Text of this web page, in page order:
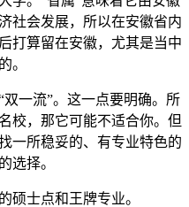
社会发展，所以在安徽省内
打算留在安徽，尤其是当中
。
双一流”。这一点要明确。所
校，那它可能不适合你。但
一所稳妥的、有专业特色的
选择。
硕士点和王牌专业。